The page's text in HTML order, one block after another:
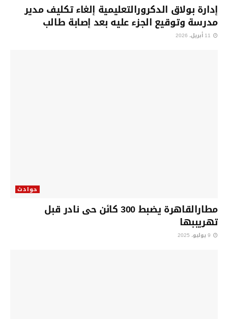
إدارة بولاق الدكرورالتعليمية إلغاء تكليف مدير
مدرسة وتوقيع الجزء عليه بعد إصابة طالب
حوادث
مطارالقاهرة يضبط 300 كائن حى نادر قبل
تهريببها